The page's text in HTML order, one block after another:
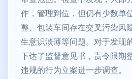
作，管理到位，但仍有少数单
整、包装车间存在交叉污染风
生意识淡薄等问题。对于发现
下达了监督意见书，责令限期
违规的行为立案进一步调查。